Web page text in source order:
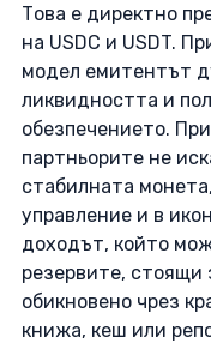
Това е директно
на USDC и USDT.
модел емитентът
ликвидността и
обезпечението.
партньорите не
стабилната
управление и в
доходът, който
резервите, стоящи
обикновено чрез
книжа, кеш или